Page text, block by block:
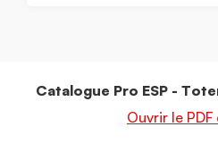
Catalogue Pro ESP -
Ouvrir le